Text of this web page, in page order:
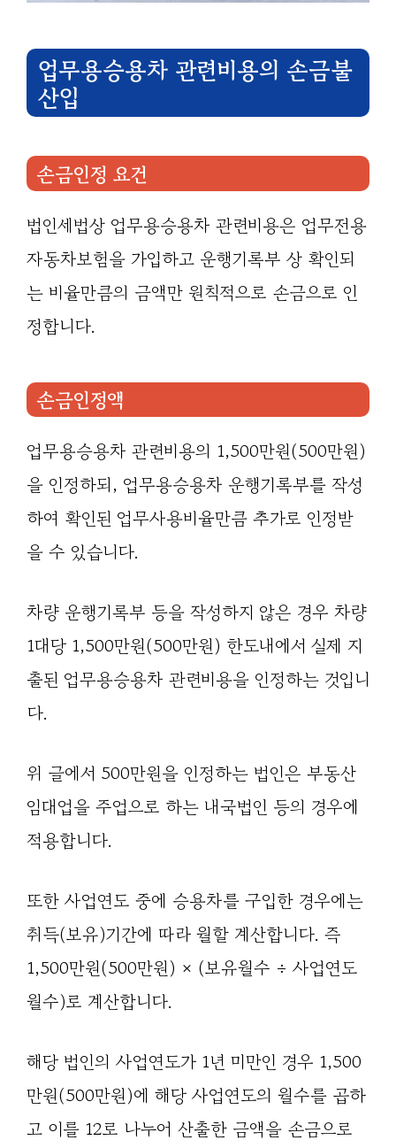
업무용승용차 관련비용의 손금불
산입
손금인정 요건
법인세법상 업무용승용차 관련비용은 업무전용
자동차보험을 가입하고 운행기록부 상 확인되
는 비율만큼의 금액만 원칙적으로 손금으로 인
정합니다.
손금인정액
업무용승용차 관련비용의 1,500만원(500만원)
을 인정하되, 업무용승용차 운행기록부를 작성
하여 확인된 업무사용비율만큼 추가로 인정받
을 수 있습니다.
차량 운행기록부 등을 작성하지 않은 경우 차량
1대당 1,500만원(500만원) 한도내에서 실제 지
출된 업무용승용차 관련비용을 인정하는 것입니
다.
위 글에서 500만원을 인정하는 법인은 부동산
임대업을 주업으로 하는 내국법인 등의 경우에
적용합니다.
또한 사업연도 중에 승용차를 구입한 경우에는
취득(보유)기간에 따라 월할 계산합니다. 즉
1,500만원(500만원) × (보유월수 ÷ 사업연도
월수)로 계산합니다.
해당 법인의 사업연도가 1년 미만인 경우 1,500
만원(500만원)에 해당 사업연도의 월수를 곱하
고 이를 12로 나누어 산출한 금액을 손금으로